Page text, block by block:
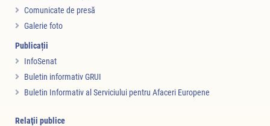
Comunicate de presă
Galerie foto
Publicații
InfoSenat
Buletin informativ GRUI
Buletin Informativ al Serviciului pentru Afaceri Europene
Relaţii publice